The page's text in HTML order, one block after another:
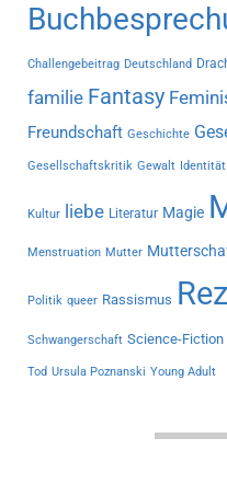
Challengebeitrag Deutschland
familie Fantasy
Freundschaft Geschichte
Gesellschaftskritik Gewalt Identität
Kultur liebe Literatur Magie
Menstruation Mutter
Politik queer Rassismus
Schwangerschaft Science-Fiction
Tod Ursula Poznanski Young Adult